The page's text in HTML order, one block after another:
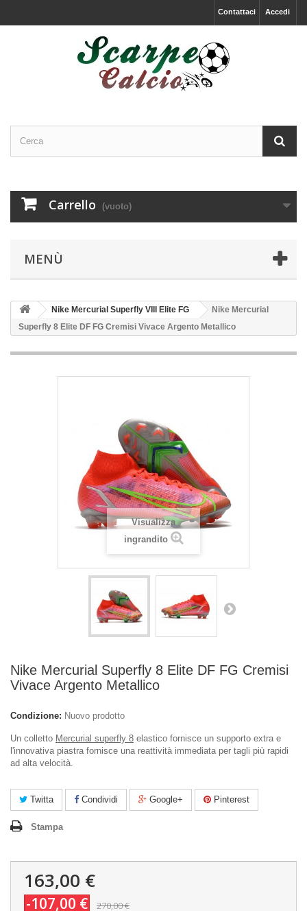
Accedi
Contattaci
Carrello (vuoto)
MENÙ
Nike Mercurial Superfly VIII Elite FG
Nike Mercurial
Superfly 8 Elite DF FG Cremisi Vivace Argento Metallico
Visualizza
ingrandito
Nike Mercurial Superfly 8 Elite DF FG Cremisi
Vivace Argento Metallico
Condizione: Nuovo prodotto
Un colletto Mercurial superfly 8 elastico fornisce un supporto extra e
l'innovativa piastra fornisce una reattività immediata per tagli più rapidi
ad alta velocità.
Twitta Condividi Google+ Pinterest
Stampa
163,00 €
-107,00 € 270,00 €